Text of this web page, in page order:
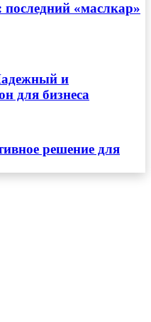
«маслкар»
и
для бизнеса
решение для